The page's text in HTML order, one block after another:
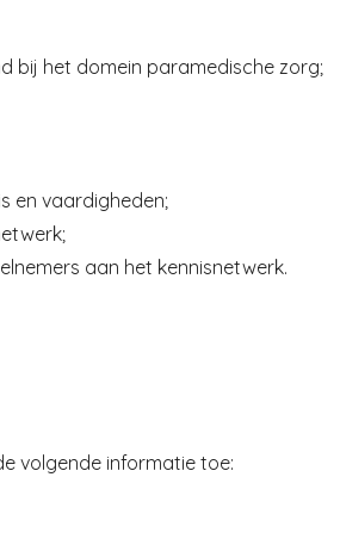
bij het domein paramedische zorg;
en vaardigheden;
aan het kennisnetwerk.
volgende informatie toe: